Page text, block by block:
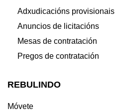
Adxudicacións provisionais
Anuncios de licitacións
Mesas de contratación
Pregos de contratación
REBULINDO
Móvete